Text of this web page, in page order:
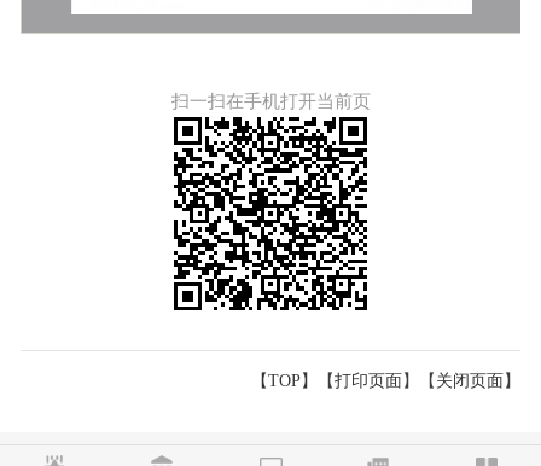
扫一扫在手机打开当前页
【TOP】 【打印页面 】【 关闭页面 】